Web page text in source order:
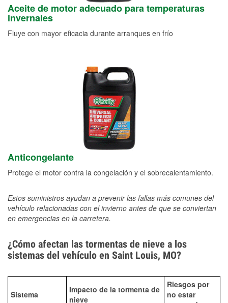
Aceite de motor adecuado para temperaturas
invernales
Fluye con mayor eficacia durante arranques en frío
Anticongelante
Protege el motor contra la congelación y el sobrecalentamiento.
Estos suministros ayudan a prevenir las fallas más comunes del
vehículo relacionadas con el invierno antes de que se conviertan
en emergencias en la carretera.
¿Cómo afectan las tormentas de nieve a los
sistemas del vehículo en Saint Louis, MO?
Sistema
Impacto de la tormenta de
nieve
Riesgos por
no estar